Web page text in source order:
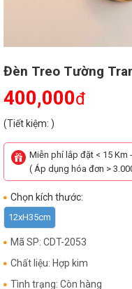
Đèn Treo Tường
400,000đ
(Tiết kiệm: )
Miễn phí lắp đặt < 15 Km
( Áp dụng hóa đơn >
Chọn kích thước:
12xH35cm
Mã SP: CDT-2053
Chất liệu: Hợp kim
Tình trạng: Còn hàng